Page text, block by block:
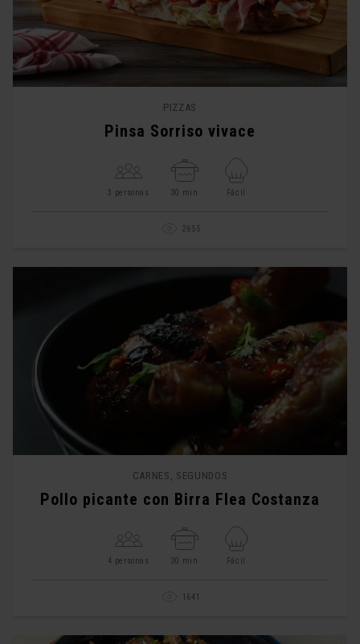
PIZZAS
Pinsa Sorriso vivace
3 personas 30 min Fácil
2655
CARNES, SEGUNDOS
Pollo picante con Birra Flea Costanza
4 personas 30 min Fácil
1641